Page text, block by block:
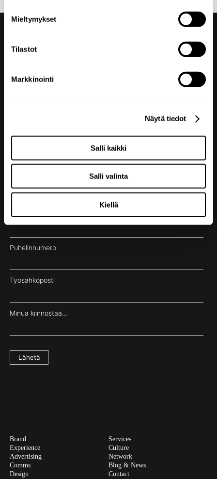
Mieltymykset
Tilastot
Markkinointi
Näytä tiedot
Salli kaikki
Salli valinta
Kiellä
Kaikki irti
brändistäsi.
Jätä yhteydenottopyyntö
Etu- ja sukunimi
Puhelinnumero
Työsähköposti
Minua kiinnostaa...
Lähetä
Brand
Experience
Advertising
Comms
Design
Services
Culture
Network
Blog & News
Contact